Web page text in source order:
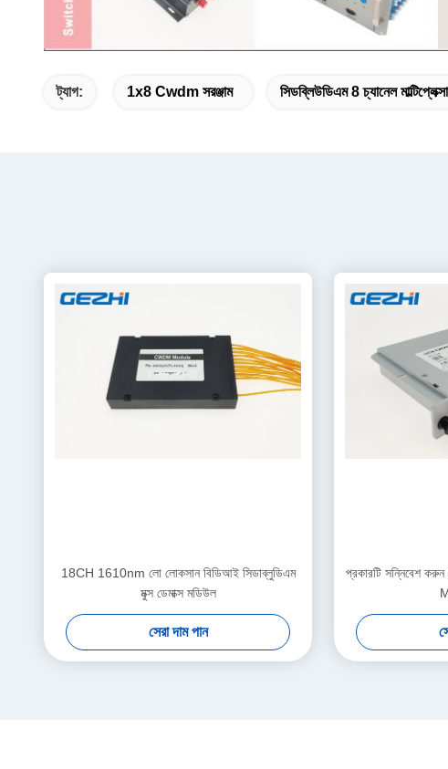
ট্যাগ: 1x8 Cwdm সরঞ্জাম সিডব্লিউডিএম 8 চ্যানেল
18CH 1610nm লো লোকসান বিডিআই সিডাব্লুডিএম
মুক্স ডেমাক্স মডিউল
সেরা দাম পান
প্রকারটি সন্নিবেশ